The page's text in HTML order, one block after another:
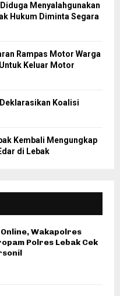
Menyalahgunakan
Hukum Diminta Segara
Rampas Motor Warga
Keluar Motor
Koalisi
Kembali Mengungkap
di Lebak
Wakapolres
Polres Lebak Cek